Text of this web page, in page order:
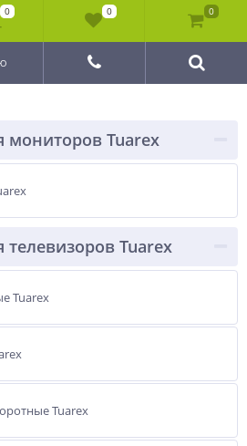
Tuarex
Tuarex
Tuarex
Tuarex
0 0 0